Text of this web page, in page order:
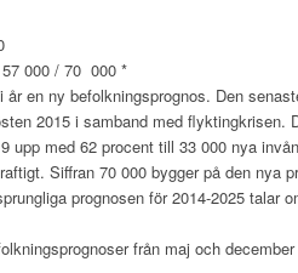
000 / 70 000 *
en ny befolkningsprognos. Den
2015 i samband med flyktingkrisen.
upp med 62 procent till 33 000 nya
Siffran 70 000 bygger på den nya
prognosen för 2014-2025 talar
från maj och